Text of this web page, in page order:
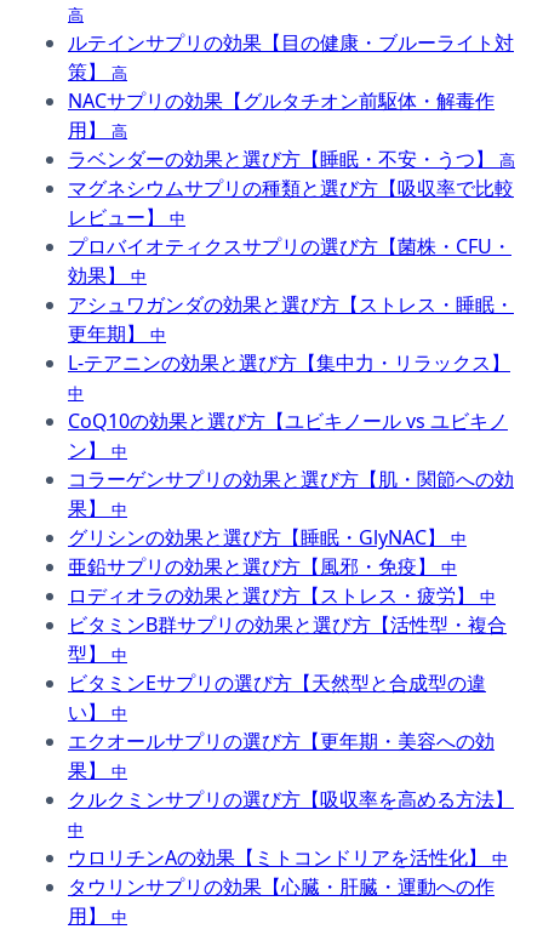
高
ルテインサプリの効果【目の健康・ブルーライト対
策】
高
NACサプリの効果【グルタチオン前駆体・解毒作
用】
高
ラベンダーの効果と選び方【睡眠・不安・うつ】 高
マグネシウムサプリの種類と選び方【吸収率で比較
レビュー】
中
プロバイオティクスサプリの選び方【菌株・CFU・
効果】
中
アシュワガンダの効果と選び方【ストレス・睡眠・
更年期】
中
L-テアニンの効果と選び方【集中力・リラックス】
中
CoQ10の効果と選び方【ユビキノール vs ユビキノ
ン】
中
コラーゲンサプリの効果と選び方【肌・関節への効
果】
中
グリシンの効果と選び方【睡眠・GlyNAC】 中
亜鉛サプリの効果と選び方【風邪・免疫】 中
ロディオラの効果と選び方【ストレス・疲労】 中
ビタミンB群サプリの効果と選び方【活性型・複合
型】
中
ビタミンEサプリの選び方【天然型と合成型の違
い】
中
エクオールサプリの選び方【更年期・美容への効
果】
中
クルクミンサプリの選び方【吸収率を高める方法】
中
ウロリチンAの効果【ミトコンドリアを活性化】 中
タウリンサプリの効果【心臓・肝臓・運動への作
用】
中